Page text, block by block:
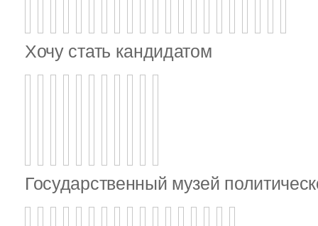
Хочу стать кандидатом
Государственный музей